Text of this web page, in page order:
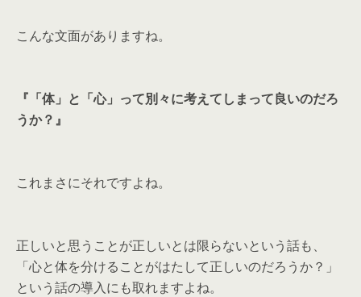
こんな文面がありますね。
『「体」と「心」って別々に考えてしまって良いのだろ
うか？』
これまさにそれですよね。
正しいと思うことが正しいとは限らないという話も、
「心と体を分けることがはたして正しいのだろうか？」
という話の導入にも取れますよね。